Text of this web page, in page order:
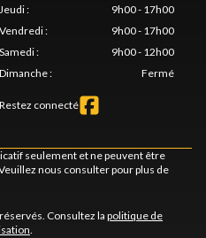
Jeudi:
9h00 - 17h00
Vendredi:
9h00 - 17h00
Samedi:
9h00 - 12h00
Dimanche: Fermé
Restez connecté
seulement et ne peuvent être
nous consulter pour plus de
Consultez la politique de
.